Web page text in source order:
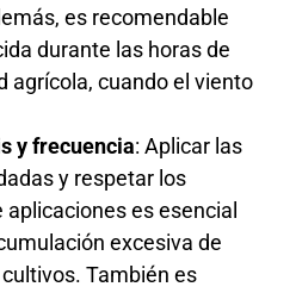
es recomendable
durante las horas de
agrícola, cuando el viento
y frecuencia: Aplicar las
y respetar los
es esencial
excesiva de
También es